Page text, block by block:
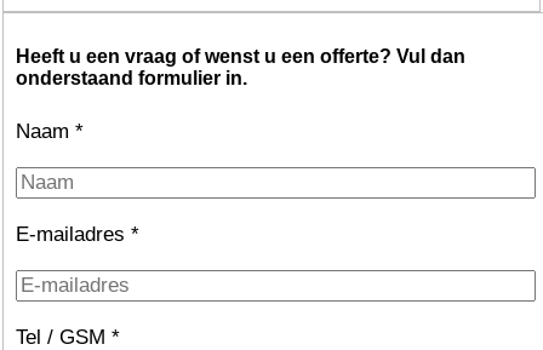
Heeft u een vraag of wenst u een offerte? Vul dan
onderstaand formulier in.
Naam *
E-mailadres *
Tel / GSM *